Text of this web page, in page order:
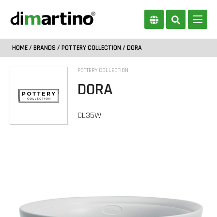
HOME/ BRANDS / POTTERY COLLECTION / DORA
POTTERY COLLECTION
DORA
CL35W